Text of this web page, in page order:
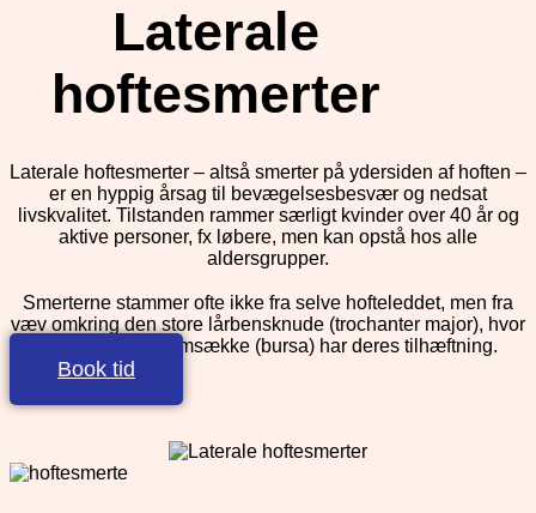
Laterale
hoftesmerter
Laterale hoftesmerter – altså smerter på ydersiden af hoften –
er en hyppig årsag til bevægelsesbesvær og nedsat
livskvalitet. Tilstanden rammer særligt kvinder over 40 år og
aktive personer, fx løbere, men kan opstå hos alle
aldersgrupper.
Smerterne stammer ofte ikke fra selve hofteleddet, men fra
væv omkring den store lårbensknude (trochanter major), hvor
flere sener og slimsække (bursa) har deres tilhæftning.
Book tid